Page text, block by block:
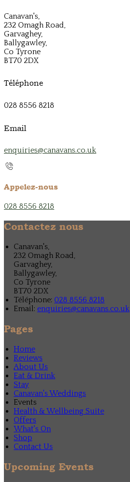
Canavan's,
232 Omagh Road,
Garvaghey,
Ballygawley,
Co Tyrone
BT70 2DX
Téléphone
028 8556 8218
Email
enquiries@canavans.co.uk
Appelez-nous
028 8556 8218
Contactez nous
Canavan's,
232 Omagh Road,
Garvaghey,
Ballygawley,
Co Tyrone
BT70 2DX
Téléphone: 028 8556 8218
Email: enquiries@canavans.co.uk
Pages
Home
Reviews
About Us
Eat & Drink
Stay
Canavan's Weddings
Events
Health & Wellbeing Suite
Offers
What's On
Shop
Contact Us
Upcoming Events